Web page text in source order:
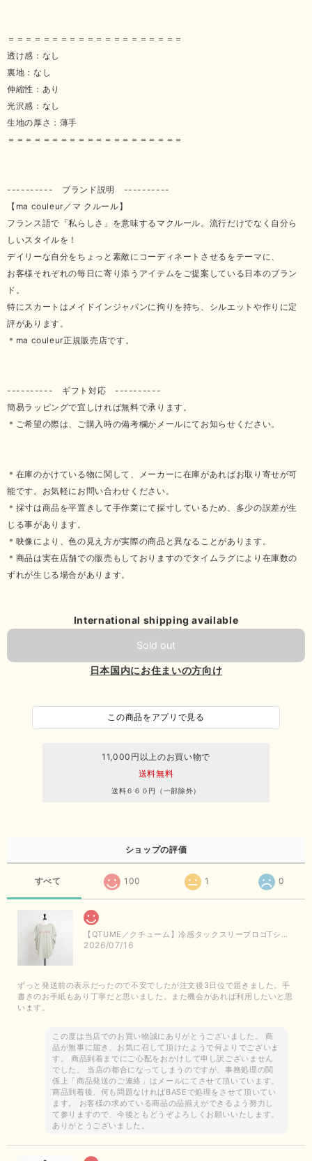
＝＝＝＝＝＝＝＝＝＝＝＝＝＝＝＝＝＝＝＝
透け感：なし
裏地：なし
伸縮性：あり
光沢感：なし
生地の厚さ：薄手
＝＝＝＝＝＝＝＝＝＝＝＝＝＝＝＝＝＝＝＝
---------- ブランド説明 ----------
【ma couleur／マ クルール】
フランス語で「私らしさ」を意味するマクルール。流行だけでなく自分ら
しいスタイルを！
デイリーな自分をちょっと素敵にコーディネートさせるをテーマに、
お客様それぞれの毎日に寄り添うアイテムをご提案している日本のブラン
ド。
特にスカートはメイドインジャパンに拘りを持ち、シルエットや作りに定
評があります。
＊ma couleur正規販売店です。
---------- ギフト対応 ----------
簡易ラッピングで宜しければ無料で承ります。
＊ご希望の際は、ご購入時の備考欄かメールにてお知らせください。
＊在庫のかけている物に関して、メーカーに在庫があればお取り寄せが可
能です。お気軽にお問い合わせください。
＊採寸は商品を平置きして手作業にて採寸しているため、多少の誤差が生
じる事があります。
＊映像により、色の見え方が実際の商品と異なることがあります。
＊商品は実在店舗での販売もしておりますのでタイムラグにより在庫数の
ずれが生じる場合があります。
International shipping available
Sold out
日本国内にお住まいの方向け
この商品をアプリで見る
11,000円以上のお買い物で
送料無料
送料６６０円（一部除外）
ショップの評価
すべて 100 1 0
【QTUME／クチューム】冷感タックスリーブロゴTシャツ（ライトグレー）
2026/07/16
ずっと発送前の表示だったので不安でしたが注文後3日位で届きました。手
書きのお手紙もあり丁寧だと思いました。また機会があれば利用したいと思
います。
この度は当店でのお買い物誠にありがとうございました。 商
品が無事に届き、お気に召して頂けたようで何よりでございま
す。 商品到着までにご心配をおかけして申し訳ございません
でした。 当店の都合になってしまうのですが、事務処理の関
係上「商品発送のご連絡」はメールにてさせて頂いています。
商品到着後、何も問題なければBASEで処理をさせて頂いてい
ます。 お客様の求めている商品の品揃えができるよう努力し
て参りますので、今後ともどうぞよろしくお願いいたします。
ありがとうございました。